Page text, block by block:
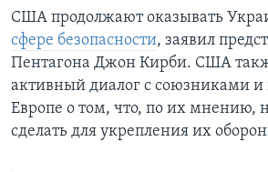
CША продолжают оказывать
сфере безопасности, заявил
Пентагона Джон Кирби. США
активный диалог с союзниками и
Европе о том, что, по их мнению,
сделать для укрепления их